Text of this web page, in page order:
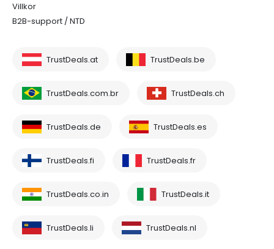
Villkor
B2B-support / NTD
TrustDeals.at TrustDeals.be
TrustDeals.com.br TrustDeals.ch
TrustDeals.de TrustDeals.es
TrustDeals.fi TrustDeals.fr
TrustDeals.co.in TrustDeals.it
TrustDeals.li TrustDeals.nl